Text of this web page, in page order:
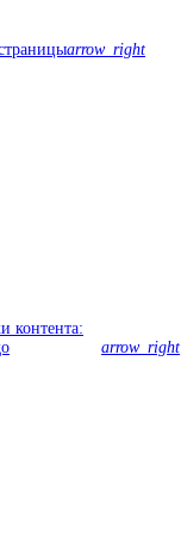
arrow_right
контента:
arrow_right